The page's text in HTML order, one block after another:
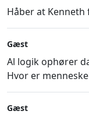
Håber at Kenneth
Gæst
Al logik ophører
Hvor er
Gæst